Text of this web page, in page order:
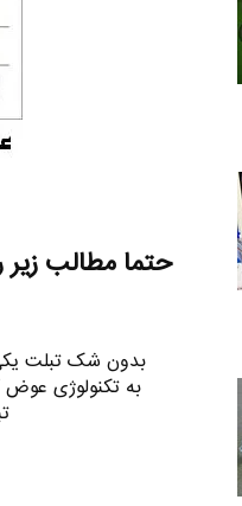
حتما مطالب
به تکنولوژی